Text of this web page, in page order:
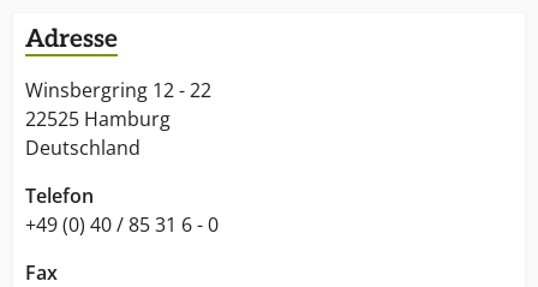
Adresse
Winsbergring 12 - 22
22525 Hamburg
Deutschland
Telefon
+49 (0) 40 / 85 31 6 - 0
Fax